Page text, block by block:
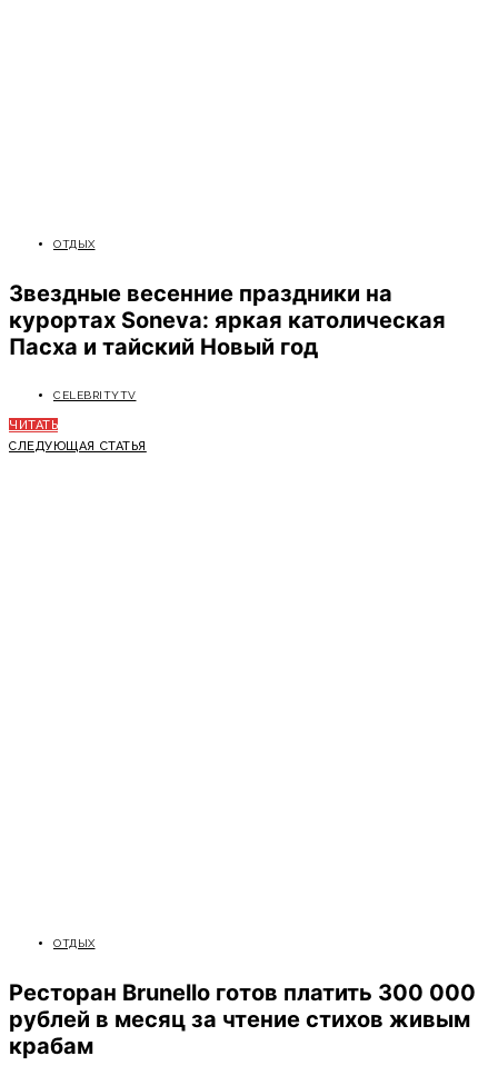
ОТДЫХ
Звездные весенние праздники на
курортах Soneva: яркая католическая
Пасха и тайский Новый год
CELEBRITYTV
ЧИТАТЬ
СЛЕДУЮЩАЯ СТАТЬЯ
ОТДЫХ
Ресторан Brunello готов платить 300 000
рублей в месяц за чтение стихов живым
крабам